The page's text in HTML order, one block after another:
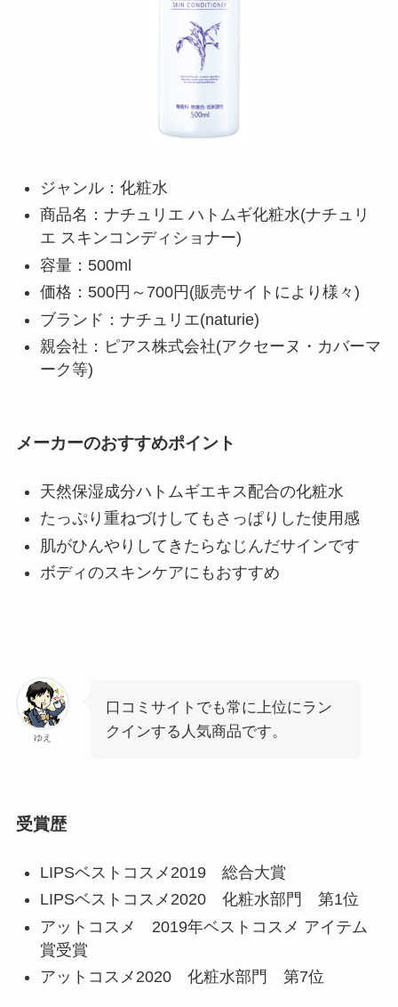
ジャンル：化粧水
商品名：ナチュリエ ハトムギ化粧水(ナチュリ
エ スキンコンディショナー)
容量：500ml
価格：500円～700円(販売サイトにより様々)
ブランド：ナチュリエ(naturie)
親会社：ピアス株式会社(アクセーヌ・カバーマ
ーク等)
メーカーのおすすめポイント
天然保湿成分ハトムギエキス配合の化粧水
たっぷり重ねづけしてもさっぱりした使用感
肌がひんやりしてきたらなじんだサインです
ボディのスキンケアにもおすすめ
ゆえ
口コミサイトでも常に上位にラン
クインする人気商品です。
受賞歴
LIPSベストコスメ2019 総合大賞
LIPSベストコスメ2020 化粧水部門 第1位
アットコスメ 2019年ベストコスメ アイテム
賞受賞
アットコスメ2020 化粧水部門 第7位